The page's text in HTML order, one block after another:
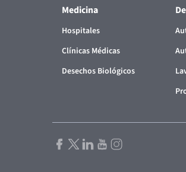
Medicina
Hospitales
Clínicas Médicas
Desechos Biológicos